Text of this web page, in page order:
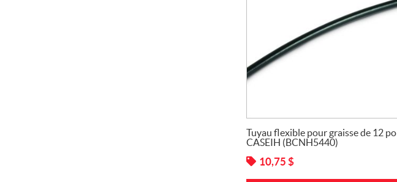
Tuyau flexible pour graisse de 12 po
CASEIH (BCNH5440)
10,75 $